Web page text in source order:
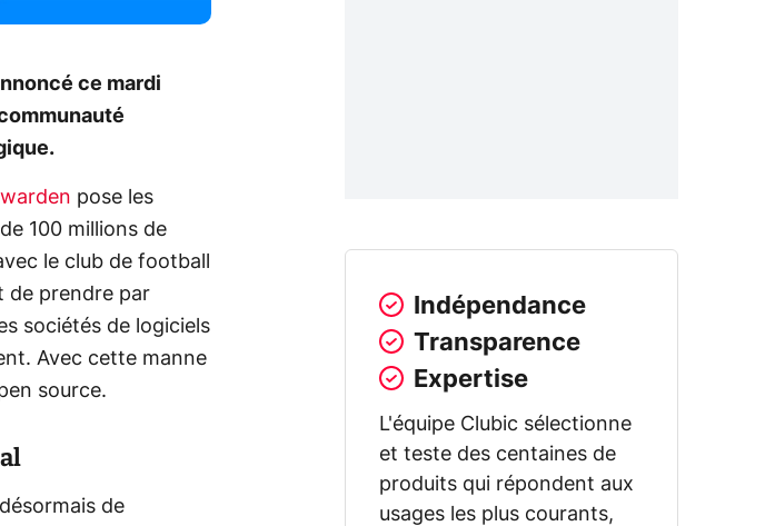
ce mardi
pose les
100 millions de
le club de football
de prendre par
sociétés de logiciels
Avec cette manne
source.
de
Indépendance
Transparence
Expertise
L'équipe Clubic sélectionne
et teste des centaines de
produits qui répondent aux
usages les plus courants,